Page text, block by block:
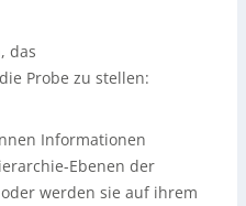
das
Probe zu stellen:
Informationen
Ebenen der
werden sie auf ihrem